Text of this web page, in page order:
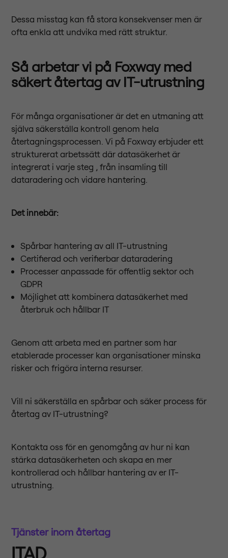
Dessa misstag kan få stora konsekvenser men är
ofta enkla att undvika med rätt struktur.
Så arbetar vi på Foxway med
säkert återtag av IT-utrustning
För många organisationer är det en utmaning att
själva säkerställa kontroll genom hela
återtagningsprocessen. Vi på Foxway erbjuder ett
strukturerat arbetssätt där datasäkerhet är
integrerat i varje steg , från insamling till
dataradering och vidare hantering.
Det innebär:
Spårbar hantering av all IT-utrustning
Certifierad och verifierbar dataradering
Processer anpassade för offentlig sektor och
GDPR
Möjlighet att kombinera datasäkerhet med
återbruk och hållbar IT
Genom att arbeta med en partner som har
etablerade processer kan organisationer minska
risker och frigöra interna resurser.
Vill ni säkerställa en spårbar och säker process för
återtag av IT-utrustning?
Kontakta oss för en genomgång av hur ni kan
stärka datasäkerheten och skapa en mer
kontrollerad och hållbar hantering av er IT-
utrustning.
Tjänster inom återtag
ITAD